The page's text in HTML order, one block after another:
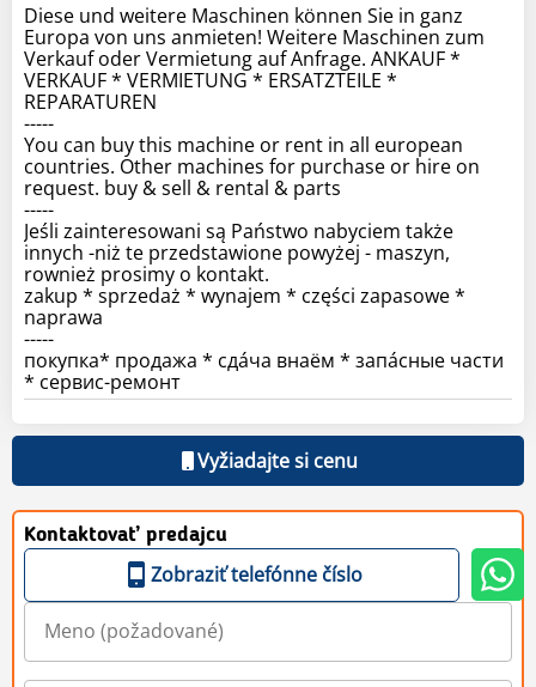
Diese und weitere Maschinen können Sie in ganz
Europa von uns anmieten! Weitere Maschinen zum
Verkauf oder Vermietung auf Anfrage. ANKAUF *
VERKAUF * VERMIETUNG * ERSATZTEILE *
REPARATUREN
-----
You can buy this machine or rent in all european
countries. Other machines for purchase or hire on
request. buy & sell & rental & parts
-----
Jeśli zainteresowani są Państwo nabyciem także
innych -niż te przedstawione powyżej - maszyn,
rownież prosimy o kontakt.
zakup * sprzedaż * wynajem * części zapasowe *
naprawa
-----
покупка* продажа * сдáча внаём * запáсные части
* сервис-ремонт
Vyžiadajte si cenu
Kontaktovať predajcu
Zobraziť telefónne číslo